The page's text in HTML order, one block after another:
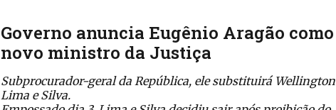
Governo anuncia Eugênio Aragão como
novo ministro da Justiça
Subprocurador-geral da República, ele substituirá Wellington
Lima e Silva.